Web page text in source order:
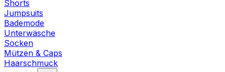
Shorts
Jumpsuits
Bademode
Unterwäsche
Socken
Mützen & Caps
Haarschmuck